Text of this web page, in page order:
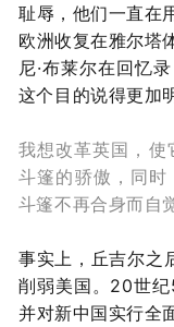
耻辱，他们一直在
欧洲收复在雅尔塔
尼·布莱尔在回忆
这个目的说得更加
我想改革英国，
斗篷的骄傲，同
斗篷不再合身而自
事实上，丘吉尔之
削弱美国。 20世纪
并对新中国实行全